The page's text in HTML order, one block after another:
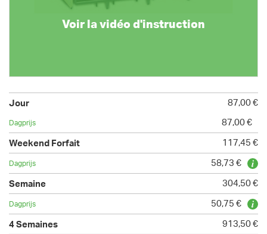
Voir la vidéo d'instruction
87,00 €
87,00 €
117,45 €
58,73 €
304,50 €
50,75 €
913,50 €